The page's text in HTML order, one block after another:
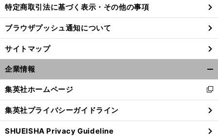
特定商取引法に基づく表示・その他の事項
ブラウザプッシュ通知について
サイトマップ
企業情報
閉
る
集英社ホームページ
新
し
い
ウ
ィ
集英社プライバシーガイドライン
SHUEISHA Privacy Guideline